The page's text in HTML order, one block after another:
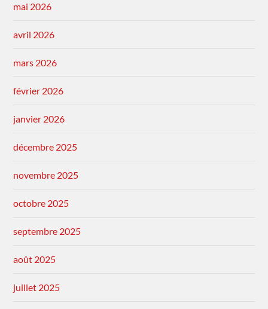
mai 2026
avril 2026
mars 2026
février 2026
janvier 2026
décembre 2025
novembre 2025
octobre 2025
septembre 2025
août 2025
juillet 2025